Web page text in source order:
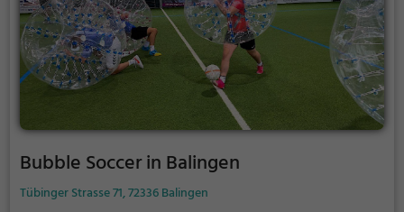
Bubble Soccer in Balingen
Tübinger Strasse 71, 72336 Balingen